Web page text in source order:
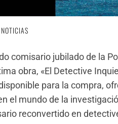
NOTICIAS
comisario jubilado de la
obra, «El Detective
para la compra,
el mundo de la
reconvertido en